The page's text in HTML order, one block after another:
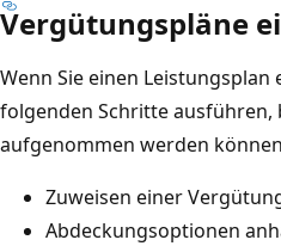
Vergütungspläne
Wenn Sie einen
folgenden Schritte
aufgenommen werden
Zuweisen einer
Abdeckungsoptionen